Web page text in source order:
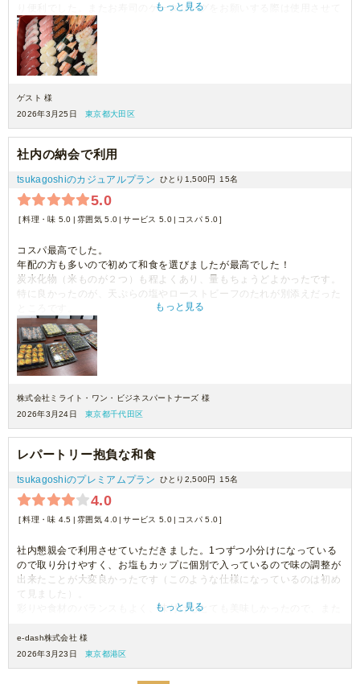
り便利でした。またお寿司のケータリングをお願いする際は使用させて
いただきます！
もっと見る
ゲスト 様
2026年3月25日
東京都大田区
社内の納会で利用
tsukagoshiのカジュアルプラン ひとり1,500円 15名
5.0
料理・味 5.0 雰囲気 5.0 サービス 5.0 コスパ 5.0
コスパ最高でした。
年配の方も多いので初めて和食を選びましたが最高でした！
炭水化物（米ものが２つ）も程よくあり、量もちょうどよかったです。
特に良かったのが、天ぷらの塩やローストビーフのたれが別添えだった
塩分を気にしている方も自分で調整出来て良いと言っていたし、サラダ
がべしょべしょになってないのも◎
あと、ひじきが美味しかったと好評でした。
また機会があったら是非利用したいです。
もっと見る
株式会社ミライト・ワン・ビジネスパートナーズ 様
2026年3月24日
東京都千代田区
レパートリー抱負な和食
tsukagoshiのプレミアムプラン ひとり2,500円 15名
4.0
料理・味 4.5 雰囲気 4.0 サービス 5.0 コスパ 5.0
社内懇親会で利用させていただきました。1つずつ小分けになっている
ので取り分けやすく、お塩もカップに個別で入っているので味の調整が
出来たことが大変良かったです（このような仕様になっているのは初め
て見ました）。
彩りや食材のバランスもよく、味付けもとても美味しかったので、また
もっと見る
e-dash株式会社 様
2026年3月23日
東京都港区